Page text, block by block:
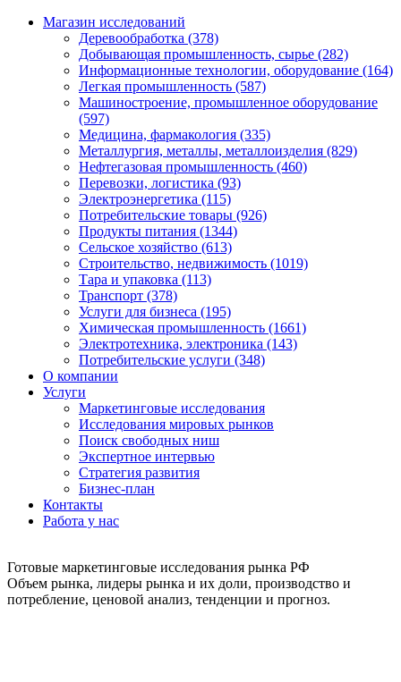
Магазин исследований
Деревообработка (378)
Добывающая промышленность, сырье (282)
Информационные технологии, оборудование (164)
Легкая промышленность (587)
Машиностроение, промышленное оборудование
(597)
Медицина, фармакология (335)
Металлургия, металлы, металлоизделия (829)
Нефтегазовая промышленность (460)
Перевозки, логистика (93)
Электроэнергетика (115)
Потребительские товары (926)
Продукты питания (1344)
Сельское хозяйство (613)
Строительство, недвижимость (1019)
Тара и упаковка (113)
Транспорт (378)
Услуги для бизнеса (195)
Химическая промышленность (1661)
Электротехника, электроника (143)
Потребительские услуги (348)
О компании
Услуги
Маркетинговые исследования
Исследования мировых рынков
Поиск свободных ниш
Экспертное интервью
Стратегия развития
Бизнес-план
Контакты
Работа у нас
Готовые маркетинговые исследования рынка РФ
Объем рынка, лидеры рынка и их доли, производство и
потребление, ценовой анализ, тенденции и прогноз.